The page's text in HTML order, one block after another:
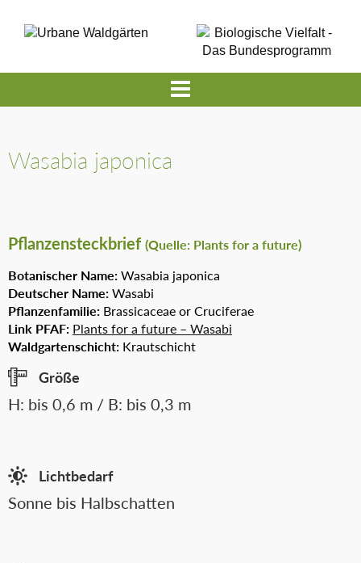
Wasabia japonica
Pflanzensteckbrief (Quelle: Plants for a future)
Botanischer Name:Wasabia japonica
Deutscher Name:Wasabi
Pflanzenfamilie: Brassicaceae or Cruciferae
Link PFAF: Plants for a future – Wasabi
Waldgartenschicht: Krautschicht
Größe
H: bis 0,6 m / B: bis 0,3 m
Lichtbedarf
Sonne bis Halbschatten